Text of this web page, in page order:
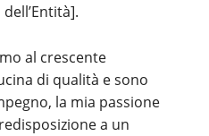
al crescente
di qualità e sono
la mia passione
a un